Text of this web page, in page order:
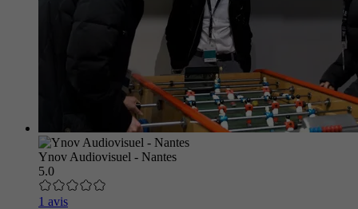
Ynov Audiovisuel - Nantes
5.0
1 avis